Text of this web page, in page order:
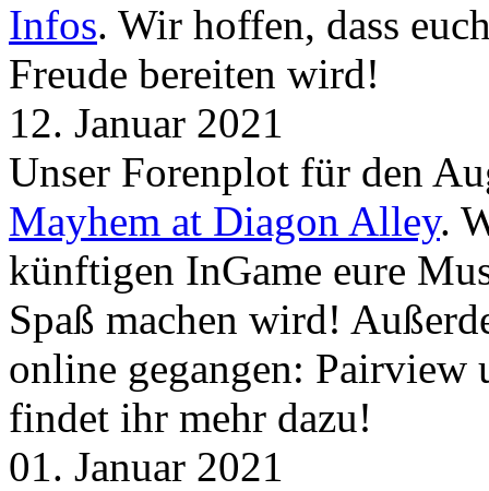
Infos. Wir hoffen, dass
Freude bereiten wird!
12. Januar 2021
Unser Forenplot für den
Mayhem at Diagon Alley.
künftigen InGame eure
Spaß machen wird!
online gegangen:
findet ihr mehr dazu!
01. Januar 2021